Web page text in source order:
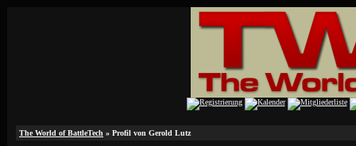
The World of BattleTech » Profil von Gerold Lutz